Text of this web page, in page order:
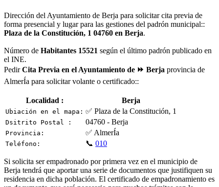
Dirección del Ayuntamiento de Berja para solicitar cita previa de
forma presencial y lugar para las gestiones del padrón municipal::
Plaza de la Constitución, 1 04760 en Berja.
Número de Habitantes 15521 según el último padrón publicado en
el INE.
PedirCita Previa en el Ayuntamiento de ⏩ Berja provincia de
AlmerÍa para solicitar volante o certificado::
Localidad : Berja
Ubiación en el mapa: ✅ Plaza de la Constitución, 1
Dsitrito Postal : 04760 - Berja
Provincia: ✅ AlmerÍa
Teléfono: 📞 010
Si solicita ser empadronado por primera vez en el municipio de
Berja tendrá que aportar una serie de documentos que justifiquen su
residencia en dicha población. El certificado de empadronamiento es